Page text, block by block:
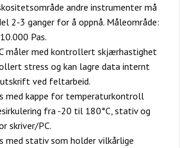
andre instrumenter må
2-3 ganger for å oppnå. Måleområde:
Pas.
måler med kontrollert skjærhastighet
stress og kan lagre data internt
ved feltarbeid.
med kappe for temperaturkontroll
fra -20 til 180°C, stativ og
skriver/PC.
med stativ som holder vilkårlige